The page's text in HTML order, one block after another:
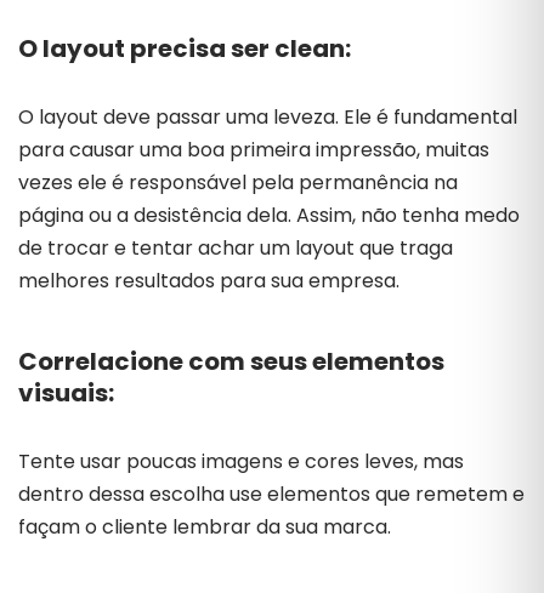
O layout precisa ser clean:
O layout deve passar uma leveza. Ele é fundamental
para causar uma boa primeira impressão, muitas
vezes ele é responsável pela permanência na
página ou a desistência dela. Assim, não tenha medo
de trocar e tentar achar um layout que traga
melhores resultados para sua empresa.
Correlacione com seus elementos
visuais:
Tente usar poucas imagens e cores leves, mas
dentro dessa escolha use elementos que remetem e
façam o cliente lembrar da sua marca.